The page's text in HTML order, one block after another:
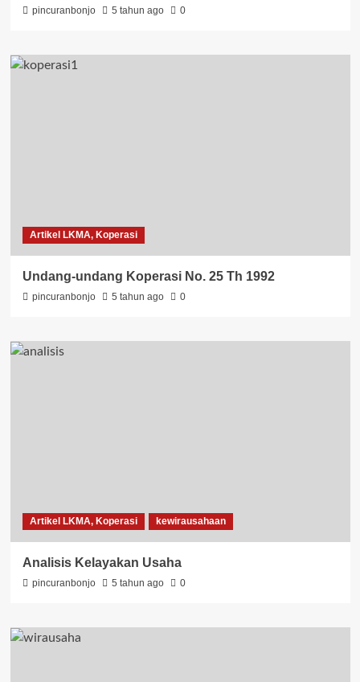
pincuranbonjo 5 tahun ago 0
Artikel LKMA, Koperasi
Undang-undang Koperasi No. 25 Th 1992
pincuranbonjo 5 tahun ago 0
Artikel LKMA, Koperasi kewirausahaan
Analisis Kelayakan Usaha
pincuranbonjo 5 tahun ago 0